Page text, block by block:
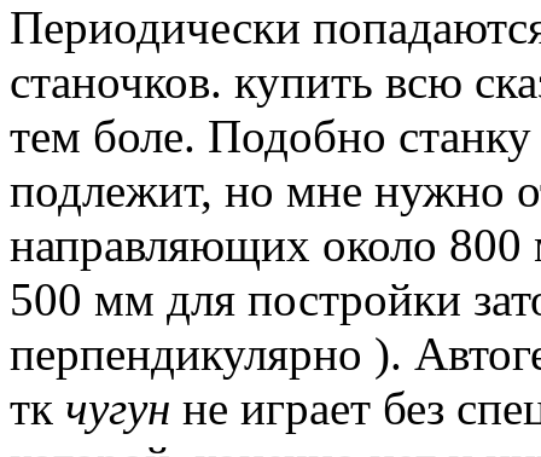
Периодически
станочков. купить всю
тем боле. Подобно
подлежит, но мне нужно
направляющих около
500 мм для постройки
перпендикулярно ).
тк чугун не играет без